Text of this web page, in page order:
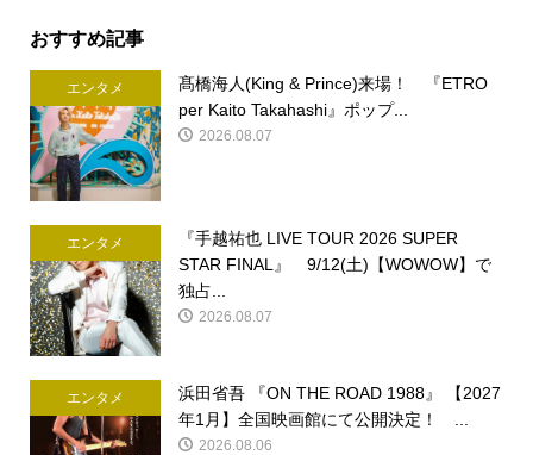
おすすめ記事
エンタメ
髙橋海人(King & Prince)来場！ 『ETRO
per Kaito Takahashi』ポップ...
2026.08.07
エンタメ
『手越祐也 LIVE TOUR 2026 SUPER
STAR FINAL』 9/12(土)【WOWOW】で
独占...
2026.08.07
エンタメ
浜田省吾 『ON THE ROAD 1988』 【2027
年1月】全国映画館にて公開決定！ ...
2026.08.06